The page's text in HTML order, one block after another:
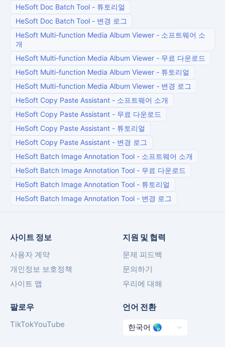
HeSoft Doc Batch Tool - 튜토리얼
HeSoft Doc Batch Tool - 변경 로그
HeSoft Multi-function Media Album Viewer - 소프트웨어 소
개
HeSoft Multi-function Media Album Viewer - 무료 다운로드
HeSoft Multi-function Media Album Viewer - 튜토리얼
HeSoft Multi-function Media Album Viewer - 변경 로그
HeSoft Copy Paste Assistant - 소프트웨어 소개
HeSoft Copy Paste Assistant - 무료 다운로드
HeSoft Copy Paste Assistant - 튜토리얼
HeSoft Copy Paste Assistant - 변경 로그
HeSoft Batch Image Annotation Tool - 소프트웨어 소개
HeSoft Batch Image Annotation Tool - 무료 다운로드
HeSoft Batch Image Annotation Tool - 튜토리얼
HeSoft Batch Image Annotation Tool - 변경 로그
사이트 정보
사용자 계약
개인정보 보호정책
사이트 맵
지원 및 협력
문제 피드백
문의하기
우리에 대해
팔로우
TikTokYouTube
언어 전환